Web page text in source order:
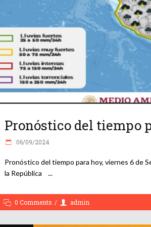
Pronóstico del tiempo
06/09/2024
Pronóstico del tiempo para hoy, viernes 6 de
la República
0 Comments admin